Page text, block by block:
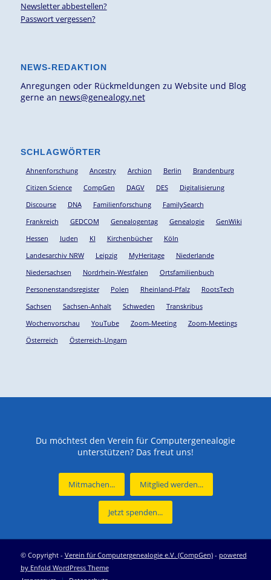
Newsletter abbestellen?
Passwort vergessen?
NEWS-REDAKTION
Anregungen oder Rückmeldungen zu Website und Blog
gerne an news@genealogy.net
SCHLAGWÖRTER
Ahnenforschung Ancestry Archion Berlin
Brandenburg
Citizen Science
CompGen DAGV DES
Digitalisierung
Discourse
DNA Familienforschung
FamilySearch
Frankreich
GEDCOM Genealogentag Genealogie
GenWiki
Hessen
Juden KI Kirchenbücher
Köln
Landesarchiv NRW
Leipzig MyHeritage
Niederlande
Niedersachsen
Nordrhein-Westfalen
Ortsfamilienbuch
Personenstandsregister
Polen Rheinland-Pfalz
RootsTech
Sachsen
Sachsen-Anhalt Schweden
Transkribus
Wochenvorschau
YouTube Zoom-Meeting
Zoom-Meetings
Österreich
Österreich-Ungarn
Du möchtest den Verein für Computergenealogie
unterstützen? Das freut uns!
Mitmachen... Mitglied werden...
Jetzt spenden...
© Copyright - Verein für Computergenealogie e.V. (CompGen)- powered
by Enfold WordPress Theme